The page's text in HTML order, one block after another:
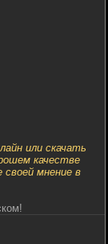
или скачать
качестве
мнение в